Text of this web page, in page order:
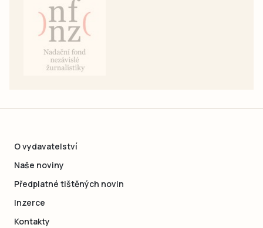
O vydavatelství
Naše noviny
Předplatné tištěných novin
Inzerce
Kontakty